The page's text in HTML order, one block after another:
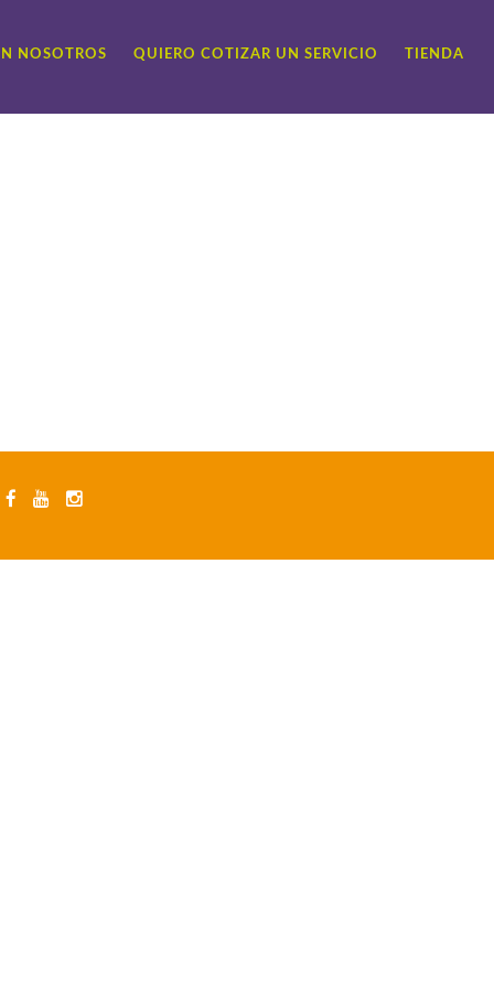
NOSOTROS QUIERO COTIZAR UN SERVICIO TIENDA